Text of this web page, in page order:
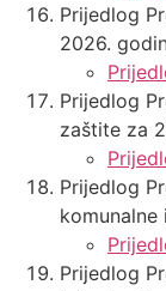
Prijedlog
2026.
Prijedlog
zaštite za
Prijedlog
Prijedlog